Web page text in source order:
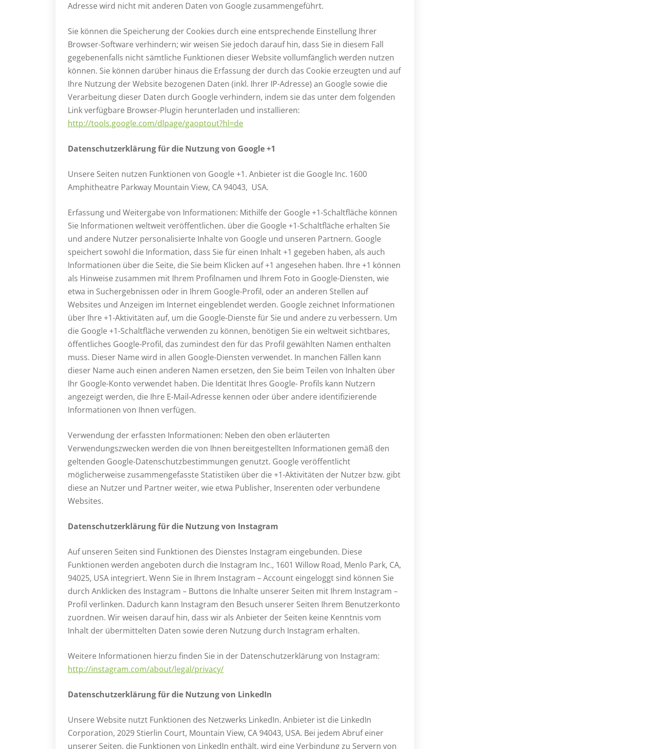
Adresse wird nicht mit anderen Daten von Google zusammengeführt.
Sie können die Speicherung der Cookies durch eine entsprechende Einstellung Ihrer
Browser-Software verhindern; wir weisen Sie jedoch darauf hin, dass Sie in diesem Fall
gegebenenfalls nicht sämtliche Funktionen dieser Website vollumfänglich werden nutzen
können. Sie können darüber hinaus die Erfassung der durch das Cookie erzeugten und auf
Ihre Nutzung der Website bezogenen Daten (inkl. Ihrer IP-Adresse) an Google sowie die
Verarbeitung dieser Daten durch Google verhindern, indem sie das unter dem folgenden
Link verfügbare Browser-Plugin herunterladen und installieren:
http://tools.google.com/dlpage/gaoptout?hl=de
Datenschutzerklärung für die Nutzung von Google +1
Unsere Seiten nutzen Funktionen von Google +1. Anbieter ist die Google Inc. 1600
Amphitheatre Parkway Mountain View, CA 94043, USA.
Erfassung und Weitergabe von Informationen: Mithilfe der Google +1-Schaltfläche können
Sie Informationen weltweit veröffentlichen. über die Google +1-Schaltfläche erhalten Sie
und andere Nutzer personalisierte Inhalte von Google und unseren Partnern. Google
speichert sowohl die Information, dass Sie für einen Inhalt +1 gegeben haben, als auch
Informationen über die Seite, die Sie beim Klicken auf +1 angesehen haben. Ihre +1 können
als Hinweise zusammen mit Ihrem Profilnamen und Ihrem Foto in Google-Diensten, wie
etwa in Suchergebnissen oder in Ihrem Google-Profil, oder an anderen Stellen auf
Websites und Anzeigen im Internet eingeblendet werden. Google zeichnet Informationen
über Ihre +1-Aktivitäten auf, um die Google-Dienste für Sie und andere zu verbessern. Um
die Google +1-Schaltfläche verwenden zu können, benötigen Sie ein weltweit sichtbares,
öffentliches Google-Profil, das zumindest den für das Profil gewählten Namen enthalten
muss. Dieser Name wird in allen Google-Diensten verwendet. In manchen Fällen kann
dieser Name auch einen anderen Namen ersetzen, den Sie beim Teilen von Inhalten über
Ihr Google-Konto verwendet haben. Die Identität Ihres Google- Profils kann Nutzern
angezeigt werden, die Ihre E-Mail-Adresse kennen oder über andere identifizierende
Informationen von Ihnen verfügen.
Verwendung der erfassten Informationen: Neben den oben erläuterten
Verwendungszwecken werden die von Ihnen bereitgestellten Informationen gemäß den
geltenden Google-Datenschutzbestimmungen genutzt. Google veröffentlicht
möglicherweise zusammengefasste Statistiken über die +1-Aktivitäten der Nutzer bzw. gibt
diese an Nutzer und Partner weiter, wie etwa Publisher, Inserenten oder verbundene
Websites.
Datenschutzerklärung für die Nutzung von Instagram
Auf unseren Seiten sind Funktionen des Dienstes Instagram eingebunden. Diese
Funktionen werden angeboten durch die Instagram Inc., 1601 Willow Road, Menlo Park, CA,
94025, USA integriert. Wenn Sie in Ihrem Instagram – Account eingeloggt sind können Sie
durch Anklicken des Instagram – Buttons die Inhalte unserer Seiten mit Ihrem Instagram –
Profil verlinken. Dadurch kann Instagram den Besuch unserer Seiten Ihrem Benutzerkonto
zuordnen. Wir weisen darauf hin, dass wir als Anbieter der Seiten keine Kenntnis vom
Inhalt der übermittelten Daten sowie deren Nutzung durch Instagram erhalten.
Weitere Informationen hierzu finden Sie in der Datenschutzerklärung von Instagram:
http://instagram.com/about/legal/privacy/
Datenschutzerklärung für die Nutzung von LinkedIn
Unsere Website nutzt Funktionen des Netzwerks LinkedIn. Anbieter ist die LinkedIn
Corporation, 2029 Stierlin Court, Mountain View, CA 94043, USA. Bei jedem Abruf einer
unserer Seiten, die Funktionen von LinkedIn enthält, wird eine Verbindung zu Servern von